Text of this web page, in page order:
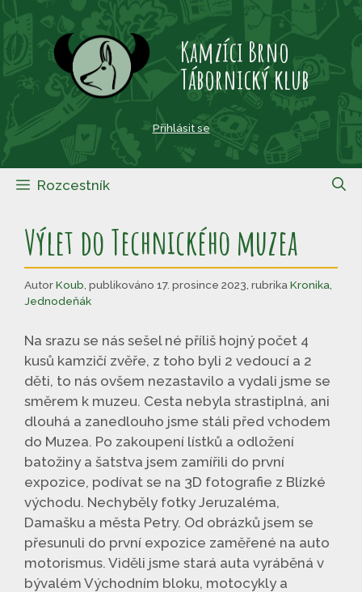
Přeskočit
obsah
Kamzíci Brno
Tábornický klub
Přihlásit se
Rozcestník
Výlet do Technického muzea
AutorKoub publikováno 17. prosince 2023 rubrika Kronika
Jednodeňák
Na srazu se nás sešel né příliš hojný počet 4
kusů kamzičí zvěře, z toho byli 2 vedoucí a 2
děti, to nás ovšem nezastavilo a vydali jsme se
směrem k muzeu. Cesta nebyla strastiplná, ani
dlouhá a zanedlouho jsme stáli před vchodem
do Muzea. Po zakoupení lístků a odložení
batožiny a šatstva jsem zamířili do první
expozice, podívat se na 3D fotografie z Blízké
východu. Nechyběly fotky Jeruzaléma,
Damašku a města Petry. Od obrázků jsem se
přesunuli do první expozice zaměřené na auto
motorismus. Viděli jsme stará auta vyráběná v
bývalém Východním bloku, motocykly a